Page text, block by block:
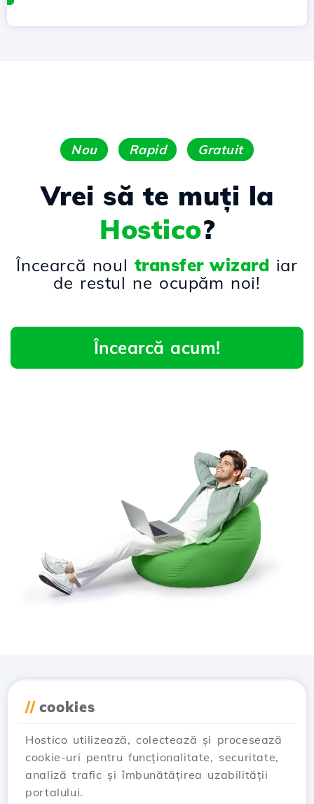
Nou Rapid Gratuit
Vrei să te muți la
Hostico?
Încearcă noul transfer wizard iar
de restul ne ocupăm noi!
Încearcă acum!
// cookies
Hostico utilizează, colectează și procesează
cookie-uri pentru funcționalitate, securitate,
analiză trafic și îmbunătățirea uzabilității
portalului.